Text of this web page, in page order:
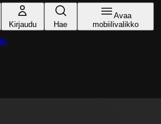
Kirjaudu Hae
Avaa
mobiilivalikko